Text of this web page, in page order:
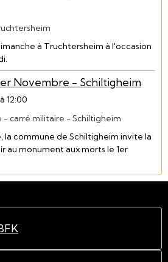
à Truchtersheim à l'occasion
Novembre - Schiltigheim
à 12:00
carré militaire - Schiltigheim
la commune de Schiltigheim invite la
au monument aux morts le 1er